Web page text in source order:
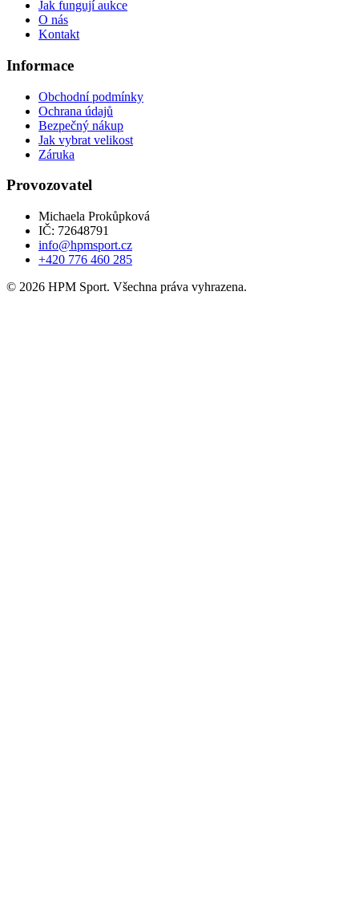
Jak fungují aukce
O nás
Kontakt
Informace
Obchodní podmínky
Ochrana údajů
Bezpečný nákup
Jak vybrat velikost
Záruka
Provozovatel
Michaela Prokůpková
IČ: 72648791
info@hpmsport.cz
+420 776 460 285
© 2026 HPM Sport. Všechna práva vyhrazena.